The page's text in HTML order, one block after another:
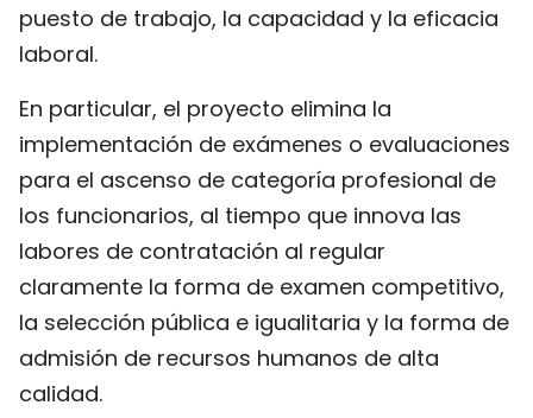
puesto de trabajo, la capacidad y la eficacia
laboral.
En particular, el proyecto elimina la
implementación de exámenes o evaluaciones
para el ascenso de categoría profesional de
los funcionarios, al tiempo que innova las
labores de contratación al regular
claramente la forma de examen competitivo,
la selección pública e igualitaria y la forma de
admisión de recursos humanos de alta
calidad.